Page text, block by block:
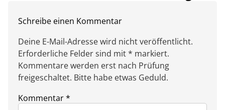
Schreibe einen Kommentar
Deine E-Mail-Adresse wird nicht veröffentlicht.
Erforderliche Felder sind mit * markiert.
Kommentare werden erst nach Prüfung
freigeschaltet. Bitte habe etwas Geduld.
Kommentar*